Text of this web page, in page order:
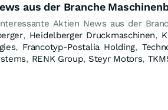
aus der Branche
Aktien News aus der
, Heidelberger Druckmaschinen,
, Francotyp-Postalia Holding,
, RENK Group, Steyr Motors,